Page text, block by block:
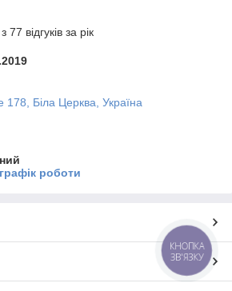
відгуків за рік
178, Біла Церква, Україна
роботи
КНОПКА
ЗВ'ЯЗКУ